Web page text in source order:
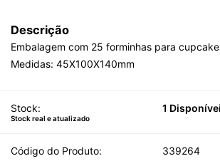
Descrição
Embalagem com 25 forminhas para
Medidas: 45X100X140mm
Stock: 1
Stock real e atualizado
Código do Produto: 339264